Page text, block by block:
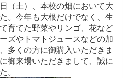
（土）、本校の畑において大
。今年も大根だけでなく、生
育てた野菜やリンゴ、花など
ズやトマトジュースなどの加
多くの方に御購入いただきま
御来場いただきまして、誠に
。